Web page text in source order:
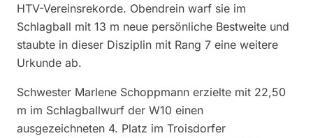
HTV-Vereinsrekorde. Obendrein warf sie im
Schlagball mit 13 m neue persönliche Bestweite und
staubte in dieser Disziplin mit Rang 7 eine weitere
Urkunde ab.
Schwester Marlene Schoppmann erzielte mit 22,50
m im Schlagballwurf der W10 einen
ausgezeichneten 4. Platz im Troisdorfer